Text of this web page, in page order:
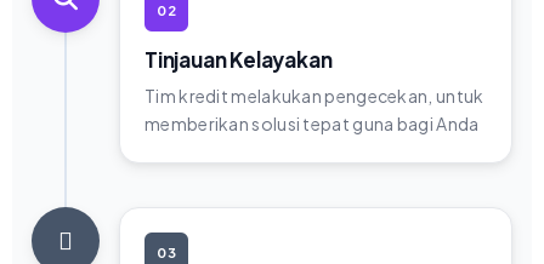
02
Tinjauan Kelayakan
Tim kredit melakukan pengecekan, untuk
memberikan solusi tepat guna bagi Anda
03